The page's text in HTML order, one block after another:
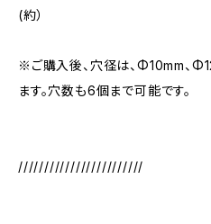
(約）
※ご購入後、穴径は、Φ10mm、
ます。穴数も6個まで可能です。
////////////////////////